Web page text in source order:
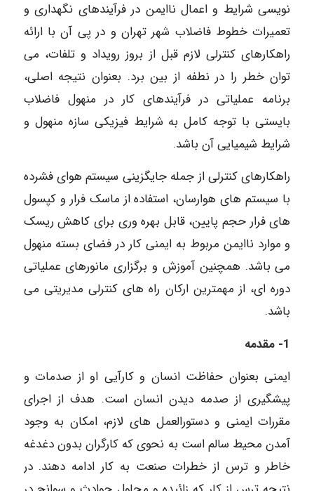
نویسی شرایط و اعمال ناایمن در فرآیندهای نگهداری و
تعمیرات خطوط فاضلاب شهر تهران و در پی آن با ارائه
راهکارهای کنترلی لازم قبل از بروز رویداد و تلفات، می
توان خطر را در نطفه از بین برد. بعنوان نتیجه اصلی،
برنامه عملیاتی در فرآیندهای کار در منهول فاضلاب
بایستی با توجه کامل به شرایط فیزیکی سازه منهول و
شرایط شیمیایی آن باشد.
راهکارهای کنترلی از جمله جایگزینی سیستم هوای فشرده
با سیستم های هوارسان، استفاده از ماسک فرار و کپسول
های فرار حجم پایین، قابل بهره وری برای کاهش ریسک
و موارد ناایمن مربوط به ایمنی کار در فضای بسته منهول
می باشد. همچنین آموزش و برگزاری مانورهای عملیاتی
دوره ای، از مهمترین ارکان راه های کنترلی مدیریتی می
باشد.
1- مقدمه
ایمنی بعنوان حفاظت انسان و کارآیی او از صدمات و
پیشگیری از صدمه دیدن انسان است. هدف از اجرای
مقررات ایمنی و دستورالعمل های لازم، امکان به وجود
آمدن محیط سالم است به نحوی که کارگران بدون دغدغه
خاطر و ترس از خطرات صنعت به کار ادامه دهند. در